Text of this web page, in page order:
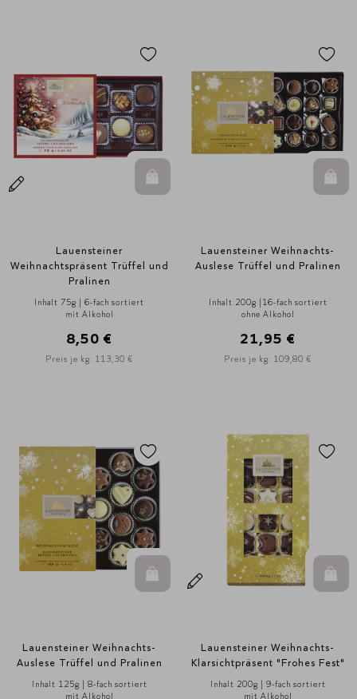
In den Warenkorb
Lauensteiner
Weihnachtspräsent Trüffel und
Pralinen
Inhalt 75g | 6-fach sortiert
mit Alkohol
8,50 €
Preis je kg: 113,30 €
In
Lauensteiner Weihnachts-
Auslese Trüffel und Pralinen
Inhalt 200g |16-fach sortiert
ohne Alkohol
21,95 €
Preis je kg: 109,80 €
In den Warenkorb
Lauensteiner Weihnachts-
Auslese Trüffel und Pralinen
Inhalt 125g | 8-fach sortiert
mit Alkohol
In
Lauensteiner Weihnachts-
Klarsichtpräsent "Frohes Fest"
Inhalt 200g | 9-fach sortiert
mit Alkohol